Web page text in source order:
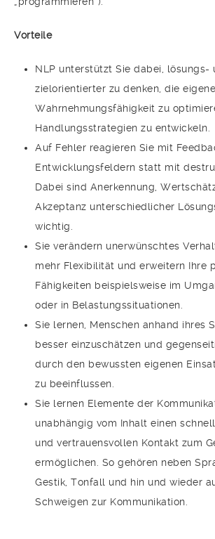
Vorteile
NLP unterstützt Sie dabei, lösungs-
zielorientierter zu denken, die eigene
Wahrnehmungsfähigkeit zu
Handlungsstrategien zu entwickeln.
Auf Fehler reagieren Sie mit
Entwicklungsfeldern statt mit
Dabei sind Anerkennung,
Akzeptanz unterschiedlicher
wichtig.
Sie verändern unerwünschtes
mehr Flexibilität und erweitern Ihre
Fähigkeiten beispielsweise im
oder in Belastungssituationen.
Sie lernen, Menschen anhand ihres
besser einzuschätzen und
durch den bewussten eigenen
zu beeinflussen.
Sie lernen Elemente der
unabhängig vom Inhalt einen
und vertrauensvollen Kontakt zum
ermöglichen. So gehören neben
Gestik, Tonfall und hin und wieder
Schweigen zur Kommunikation.